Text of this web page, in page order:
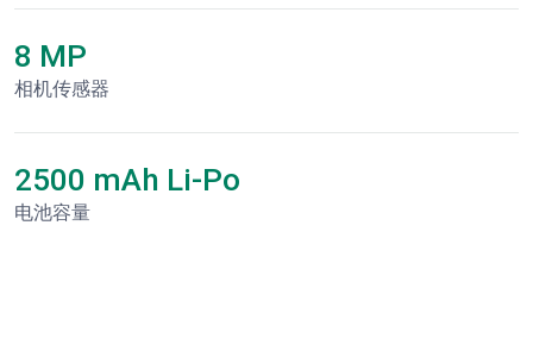
8 MP
相机传感器
2500 mAh Li-Po
电池容量